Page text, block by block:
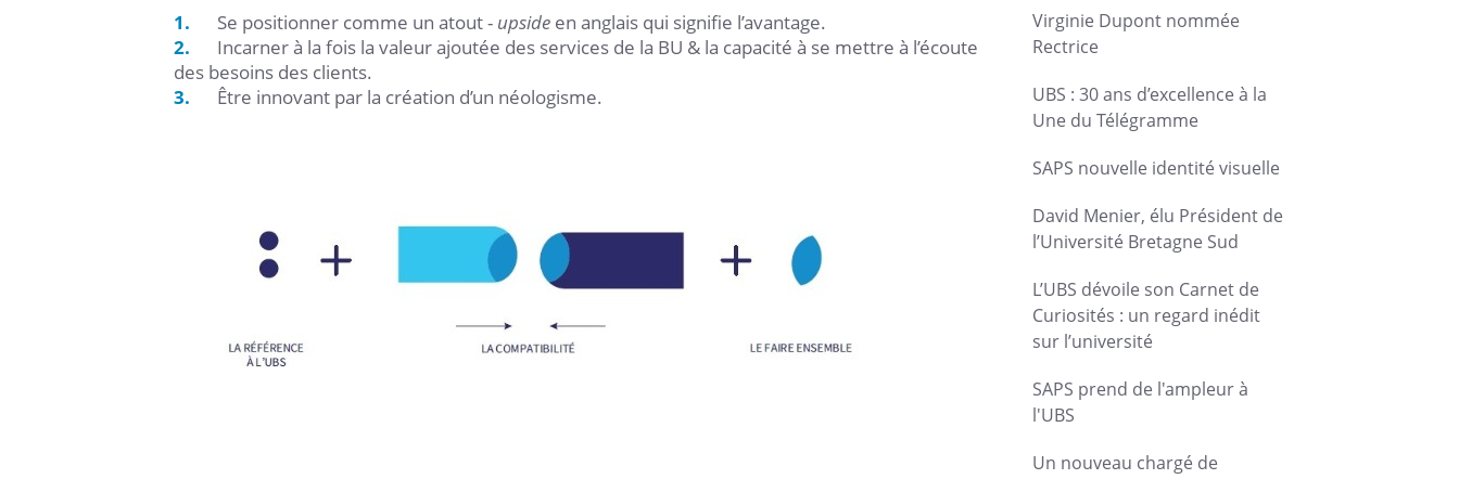
Se positionner comme un atout - upside en anglais qui signifie l’avantage.
Incarner à la fois la valeur ajoutée des services de la BU & la capacité à se mettre à l’écoute
des besoins des clients.
Être innovant par la création d’un néologisme.
Virginie Dupont nommée
Rectrice
UBS : 30 ans d’excellence à la
Une du Télégramme
SAPS nouvelle identité visuelle
David Menier, élu Président de
l’Université Bretagne Sud
L’UBS dévoile son Carnet de
Curiosités : un regard inédit
sur l’université
SAPS prend de l'ampleur à
l'UBS
Un nouveau chargé de